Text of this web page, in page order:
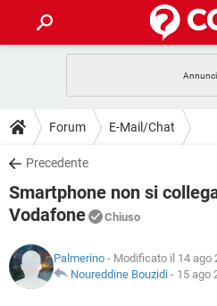
INTRATTENIMENTO
iOS
INSTAGRAM
TIKTOK
HARDWARE
GUIDE
COVID-19
iOS
TIKTOK
DOWNLOAD
COVID-19
INTRATTENIMENTO
iOS
INSTAGRAM
FORUM
INTRATTENIMENTO
GLOSSARIO
COVID-19
Forum E-Mail/Chat
Precedente
Smartphone non si
Vodafone
Chiuso
Palmerino - Modificato il 14 ago
Noureddine Bouzidi - 15 ago